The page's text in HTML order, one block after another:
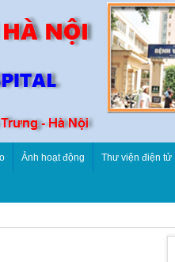
Ảnh hoạt động Thư viện điện tử